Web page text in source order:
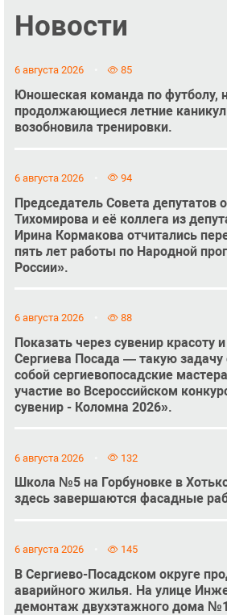
Новости
6 августа 2026 85
Юношеская команда по футболу,
продолжающиеся летние
возобновила тренировки.
6 августа 2026 94
Председатель Совета депутатов
Тихомирова и её коллега из
Ирина Кормакова отчитались
пять лет работы по Народной
России».
6 августа 2026 88
Показать через сувенир красоту
Сергиева Посада — такую задачу
собой сергиевопосадские
участие во Всероссийском
сувенир - Коломна 2026».
6 августа 2026 132
Школа №5 на Горбуновке в
здесь завершаются фасадные
6 августа 2026 145
В Сергиево-Посадском округе
аварийного жилья. На улице
демонтаж двухэтажного дома